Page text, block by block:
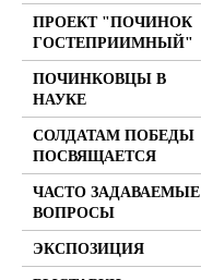
ПРОЕКТ "ПОЧИНОК
ГОСТЕПРИИМНЫЙ"
ПОЧИНКОВЦЫ В
НАУКЕ
СОЛДАТАМ ПОБЕДЫ
ПОСВЯЩАЕТСЯ
ЧАСТО ЗАДАВАЕМЫЕ
ВОПРОСЫ
ЭКСПОЗИЦИЯ